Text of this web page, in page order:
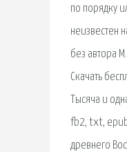
по порядку
неизвестен
без автора
Скачать
Тысяча и
fb2, txt, epub,
древнего